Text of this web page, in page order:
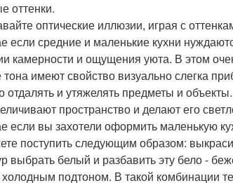
оттенки.
оптические иллюзии, играя с
если средние и маленькие кухни
камерности и ощущения уюта. В этом
имеют свойство визуально слегка
отдалять и утяжелять предметы и
пространство и делают его
если вы захотели оформить маленькую
поступить следующим образом:
выбрать белый и разбавить эту бело -
холодным подтоном. В такой комбинации